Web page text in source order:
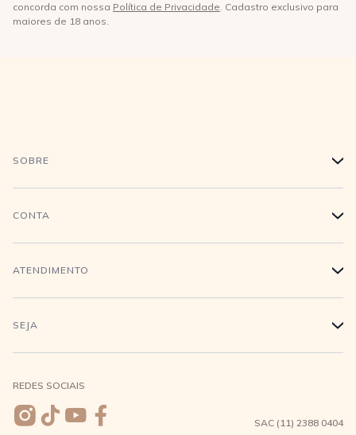
concorda com nossa Política de Privacidade. Cadastro exclusivo para
maiores de 18 anos.
SOBRE +
História
Conecte-se
CONTA +
Login
Meus pedidos
Wishlist
ATENDIMENTO +
Compra Segura
Entrega e Frete
SEJA +
REDES SOCIAIS
SAC (11) 2388 0404